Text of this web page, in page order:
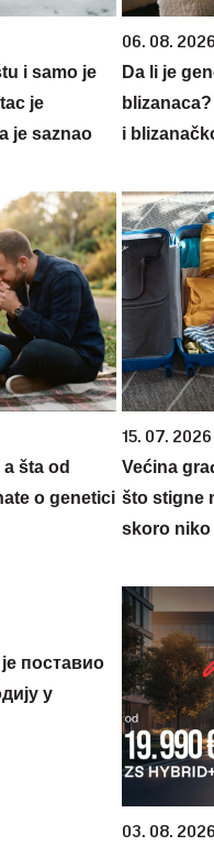
i samo je
je
je saznao
06. 08.
Da li je
i
šta od
o genetici
15. 07.
Većina
što stigne
skoro niko
поставио
у
03. 08.